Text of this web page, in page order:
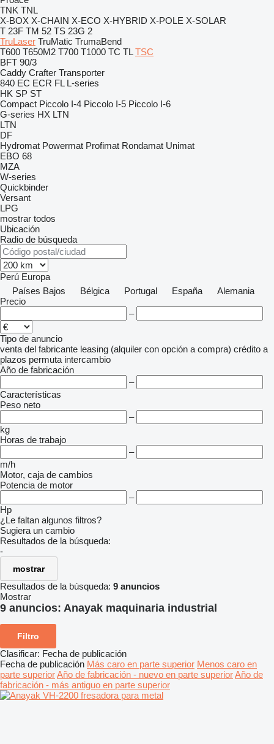
TNK TNL
X-BOX X-CHAIN X-ECO X-HYBRID X-POLE X-SOLAR
T 23F TM 52 TS 23G 2
TruLaser TruMatic TrumaBend
T600 T650M2 T700 T1000 TC TL TSC
BFT 90/3
Caddy Crafter Transporter
840 EC ECR FL L-series
HK SP ST
Compact Piccolo I-4 Piccolo I-5 Piccolo I-6
G-series HX LTN
LTN
DF
Hydromat Powermat Profimat Rondamat Unimat
EBO 68
MZA
W-series
Quickbinder
Versant
LPG
mostrar todos
Ubicación
Radio de búsqueda
Perú Europa
Países Bajos
Bélgica Portugal España
Alemania
Precio
–
Tipo de anuncio
venta del fabricante leasing (alquiler con opción a compra) crédito a
plazos permuta intercambio
Año de fabricación
–
Características
Peso neto
–
kg
Horas de trabajo
–
m/h
Motor, caja de cambios
Potencia de motor
–
Hp
¿Le faltan algunos filtros?
Sugiera un cambio
Resultados de la búsqueda:
-
mostrar
Resultados de la búsqueda: 9 anuncios
Mostrar
9 anuncios: Anayak maquinaria industrial
Filtro
Clasificar: Fecha de publicación
Fecha de publicación Más caro en parte superior Menos caro en
parte superiorAño de fabricación - nuevo en parte superiorAño de
fabricación - más antiguo en parte superior